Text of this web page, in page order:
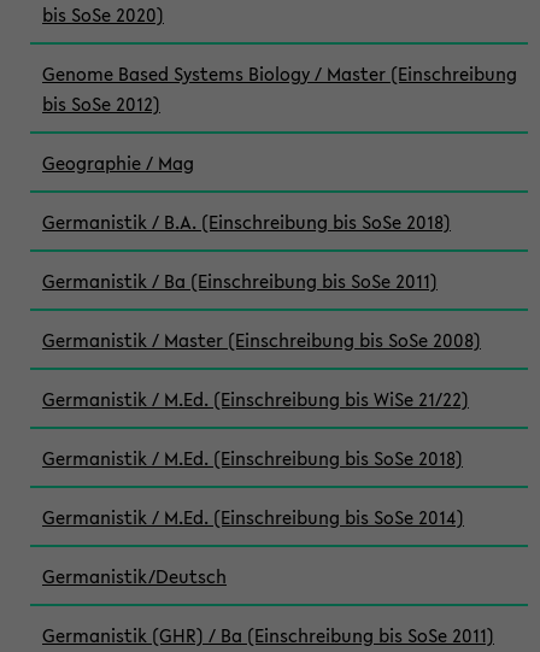
bis SoSe 2020)
Genome Based Systems Biology / Master (Einschreibung
bis SoSe 2012)
Geographie / Mag
Germanistik / B.A. (Einschreibung bis SoSe 2018)
Germanistik / Ba (Einschreibung bis SoSe 2011)
Germanistik / Master (Einschreibung bis SoSe 2008)
Germanistik / M.Ed. (Einschreibung bis WiSe 21/22)
Germanistik / M.Ed. (Einschreibung bis SoSe 2018)
Germanistik / M.Ed. (Einschreibung bis SoSe 2014)
Germanistik/Deutsch
Germanistik (GHR) / Ba (Einschreibung bis SoSe 2011)